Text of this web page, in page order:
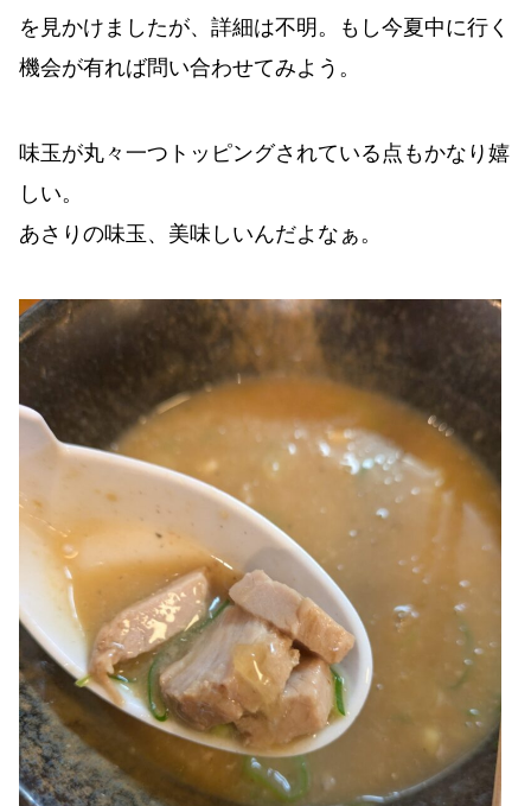
を見かけましたが、詳細は不明。もし今夏中に行く
機会が有れば問い合わせてみよう。
味玉が丸々一つトッピングされている点もかなり嬉
しい。
あさりの味玉、美味しいんだよなぁ。